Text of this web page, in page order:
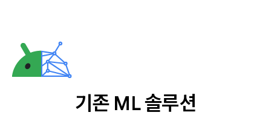
기존 ML 솔루션